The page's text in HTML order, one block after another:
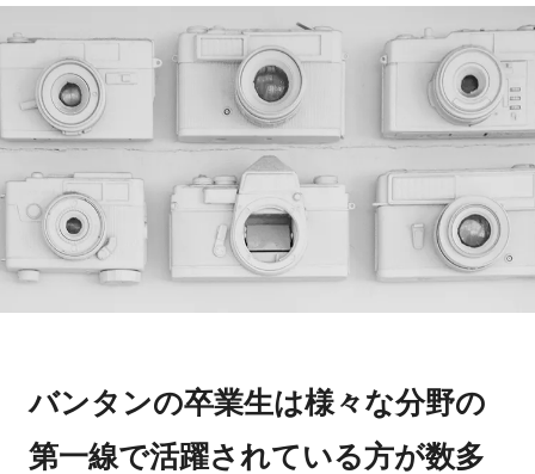
バンタンの卒業生は様々な分野の
第一線で活躍されている方が数多